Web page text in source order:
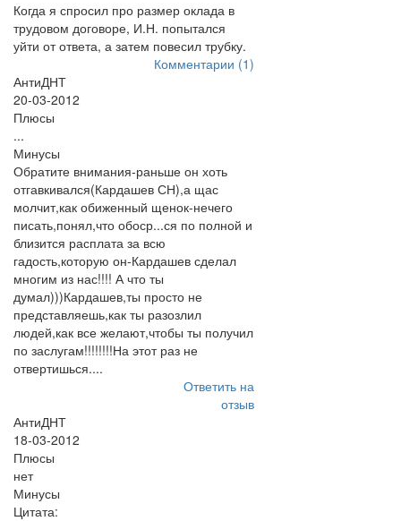
Когда я спросил про размер оклада в
трудовом договоре, И.Н. попытался
уйти от ответа, а затем повесил трубку.
Комментарии (1)
АнтиДНТ
20-03-2012
Плюсы
...
Минусы
Обратите внимания-раньше он хоть
отгавкивался(Кардашев СН),а щас
молчит,как обиженный щенок-нечего
писать,понял,что обоср...ся по полной и
близится расплата за всю
гадость,которую он-Кардашев сделал
многим из нас!!!! А что ты
думал)))Кардашев,ты просто не
представляешь,как ты разозлил
людей,как все желают,чтобы ты получил
по заслугам!!!!!!!!На этот раз не
отвертишься....
Ответить на
отзыв
АнтиДНТ
18-03-2012
Плюсы
нет
Минусы
Цитата: